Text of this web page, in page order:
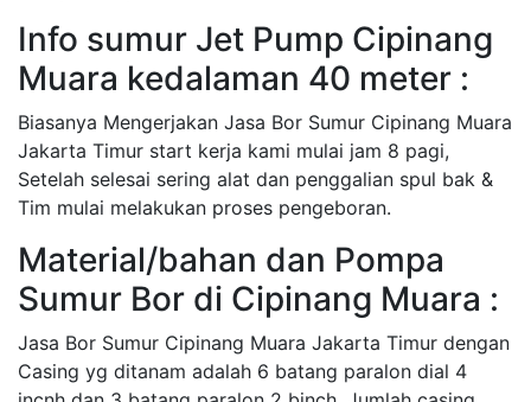
Info sumur Jet Pump Cipinang
Muara kedalaman 40 meter :
Biasanya Mengerjakan Jasa Bor Sumur Cipinang Muara
Jakarta Timur start kerja kami mulai jam 8 pagi,
Setelah selesai sering alat dan penggalian spul bak &
Tim mulai melakukan proses pengeboran.
Material/bahan dan Pompa
Sumur Bor di Cipinang Muara :
Jasa Bor Sumur Cipinang Muara Jakarta Timur dengan
Casing yg ditanam adalah 6 batang paralon dial 4